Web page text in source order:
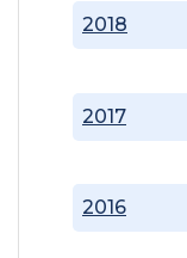
2016
2017
2018